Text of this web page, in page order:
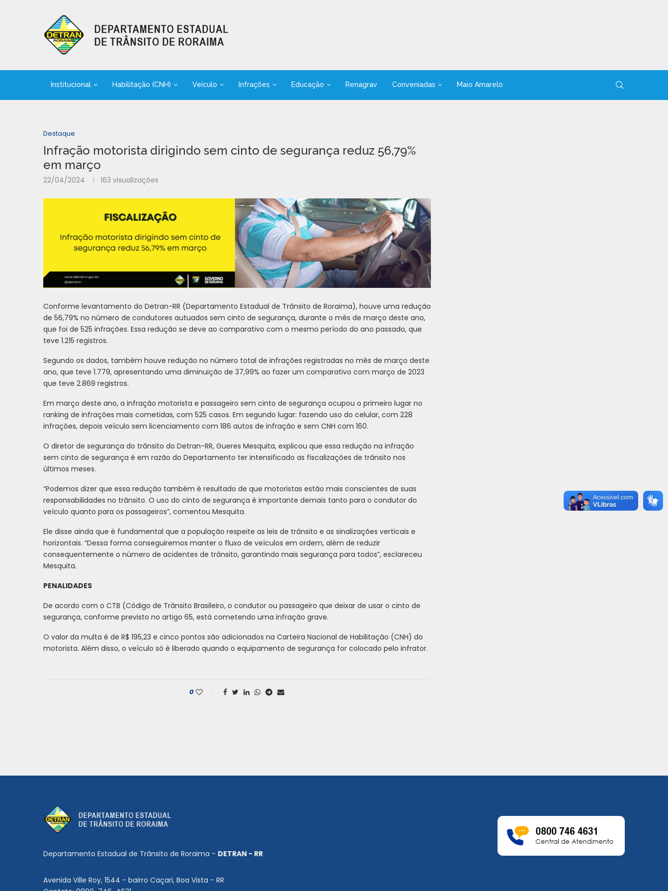
Institucional Habilitação (CNH) Veículo Infrações Educação Renagrav Conveniadas Maio Amarelo
Destaque
Infração motorista dirigindo sem cinto de segurança reduz 56,79%
em março
22/04/2024 163 visualizações
Conforme levantamento do Detran-RR (Departamento Estadual de Trânsito de Roraima), houve uma redução
de 56,79% no número de condutores autuados sem cinto de segurança, durante o mês de março deste ano,
que foi de 525 infrações. Essa redução se deve ao comparativo com o mesmo período do ano passado, que
teve 1.215 registros.
Segundo os dados, também houve redução no número total de infrações registradas no mês de março deste
ano, que teve 1.779, apresentando uma diminuição de 37,99% ao fazer um comparativo com março de 2023
que teve 2.869 registros.
Em março deste ano, a infração motorista e passageiro sem cinto de segurança ocupou o primeiro lugar no
ranking de infrações mais cometidas, com 525 casos. Em segundo lugar: fazendo uso do celular, com 228
infrações, depois veículo sem licenciamento com 186 autos de infração e sem CNH com 160.
O diretor de segurança do trânsito do Detran-RR, Gueres Mesquita, explicou que essa redução na infração
sem cinto de segurança é em razão do Departamento ter intensificado as fiscalizações de trânsito nos
últimos meses.
“Podemos dizer que essa redução também é resultado de que motoristas estão mais conscientes de suas
responsabilidades no trânsito. O uso do cinto de segurança é importante demais tanto para o condutor do
veículo quanto para os passageiros”, comentou Mesquita.
Ele disse ainda que é fundamental que a população respeite as leis de trânsito e as sinalizações verticais e
horizontais. “Dessa forma conseguiremos manter o fluxo de veículos em ordem, além de reduzir
consequentemente o número de acidentes de trânsito, garantindo mais segurança para todos”, esclareceu
Mesquita.
PENALIDADES
De acordo com o CTB (Código de Trânsito Brasileiro, o condutor ou passageiro que deixar de usar o cinto de
segurança, conforme previsto no artigo 65, está cometendo uma infração grave.
O valor da multa é de R$ 195,23 e cinco pontos são adicionados na Carteira Nacional de Habilitação (CNH) do
motorista. Além disso, o veículo só é liberado quando o equipamento de segurança for colocado pelo infrator.
0
Departamento Estadual de Trânsito de Roraima - DETRAN - RR
Avenida Ville Roy, 1544 - bairro Caçari, Boa Vista - RR